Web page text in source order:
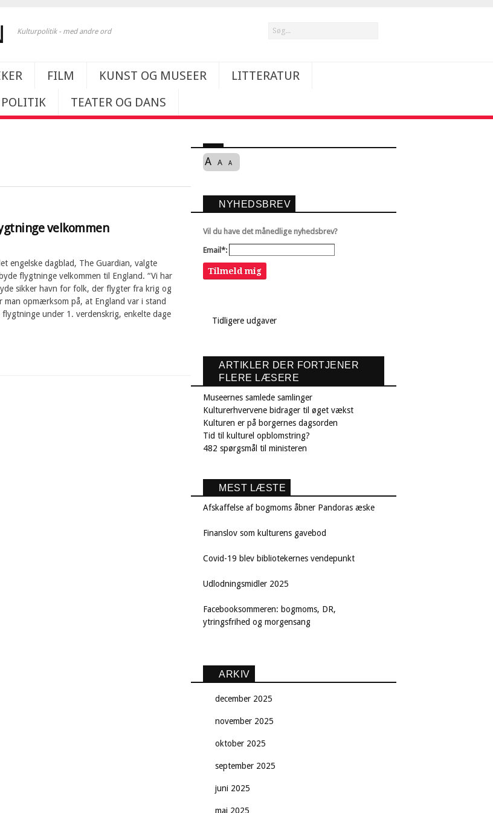
Kulturpolitik - med andre ord
FILM KUNST OG MUSEER
LITTERATUR
POLITIK TEATER OG DANS
velkommen
engelske dagblad, The Guardian, valgte
flygtninge velkommen til England. “Vi har
sikker havn for folk, der flygter fra krig og
man opmærksom på, at England var i stand
under 1. verdenskrig, enkelte dage
A A A
NYHEDSBREV
Vil du have det månedlige nyhedsbrev?
Email*:
Tilmeld mig
Tidligere udgaver
ARTIKLER DER FORTJENER
FLERE LÆSERE
Museernes samlede samlinger
Kulturerhvervene bidrager til øget vækst
Kulturen er på borgernes dagsorden
Tid til kulturel opblomstring?
482 spørgsmål til ministeren
MEST LÆSTE
Afskaffelse af bogmoms åbner Pandoras æske
Finanslov som kulturens gavebod
Covid-19 blev bibliotekernes vendepunkt
Udlodningsmidler 2025
Facebooksommeren: bogmoms, DR,
ytringsfrihed og morgensang
ARKIV
december 2025
november 2025
oktober 2025
september 2025
juni 2025
maj 2025